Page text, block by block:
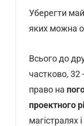
Уберегти
яких можна
Всього до
частково, 32
право на
проектного
магістралях